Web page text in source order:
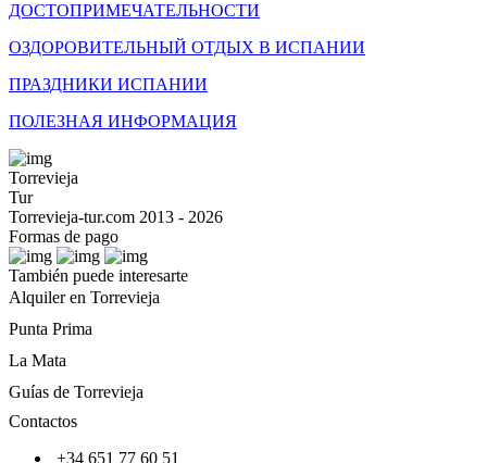
ДОСТОПРИМЕЧАТЕЛЬНОСТИ
ОЗДОРОВИТЕЛЬНЫЙ ОТДЫХ В ИСПАНИИ
ПРАЗДНИКИ ИСПАНИИ
ПОЛЕЗНАЯ ИНФОРМАЦИЯ
Torrevieja
Tur
Torrevieja-tur.com 2013 - 2026
Formas de pago
También puede interesarte
Alquiler en Torrevieja
Punta Prima
La Mata
Guías de Torrevieja
Contactos
+34 651 77 60 51